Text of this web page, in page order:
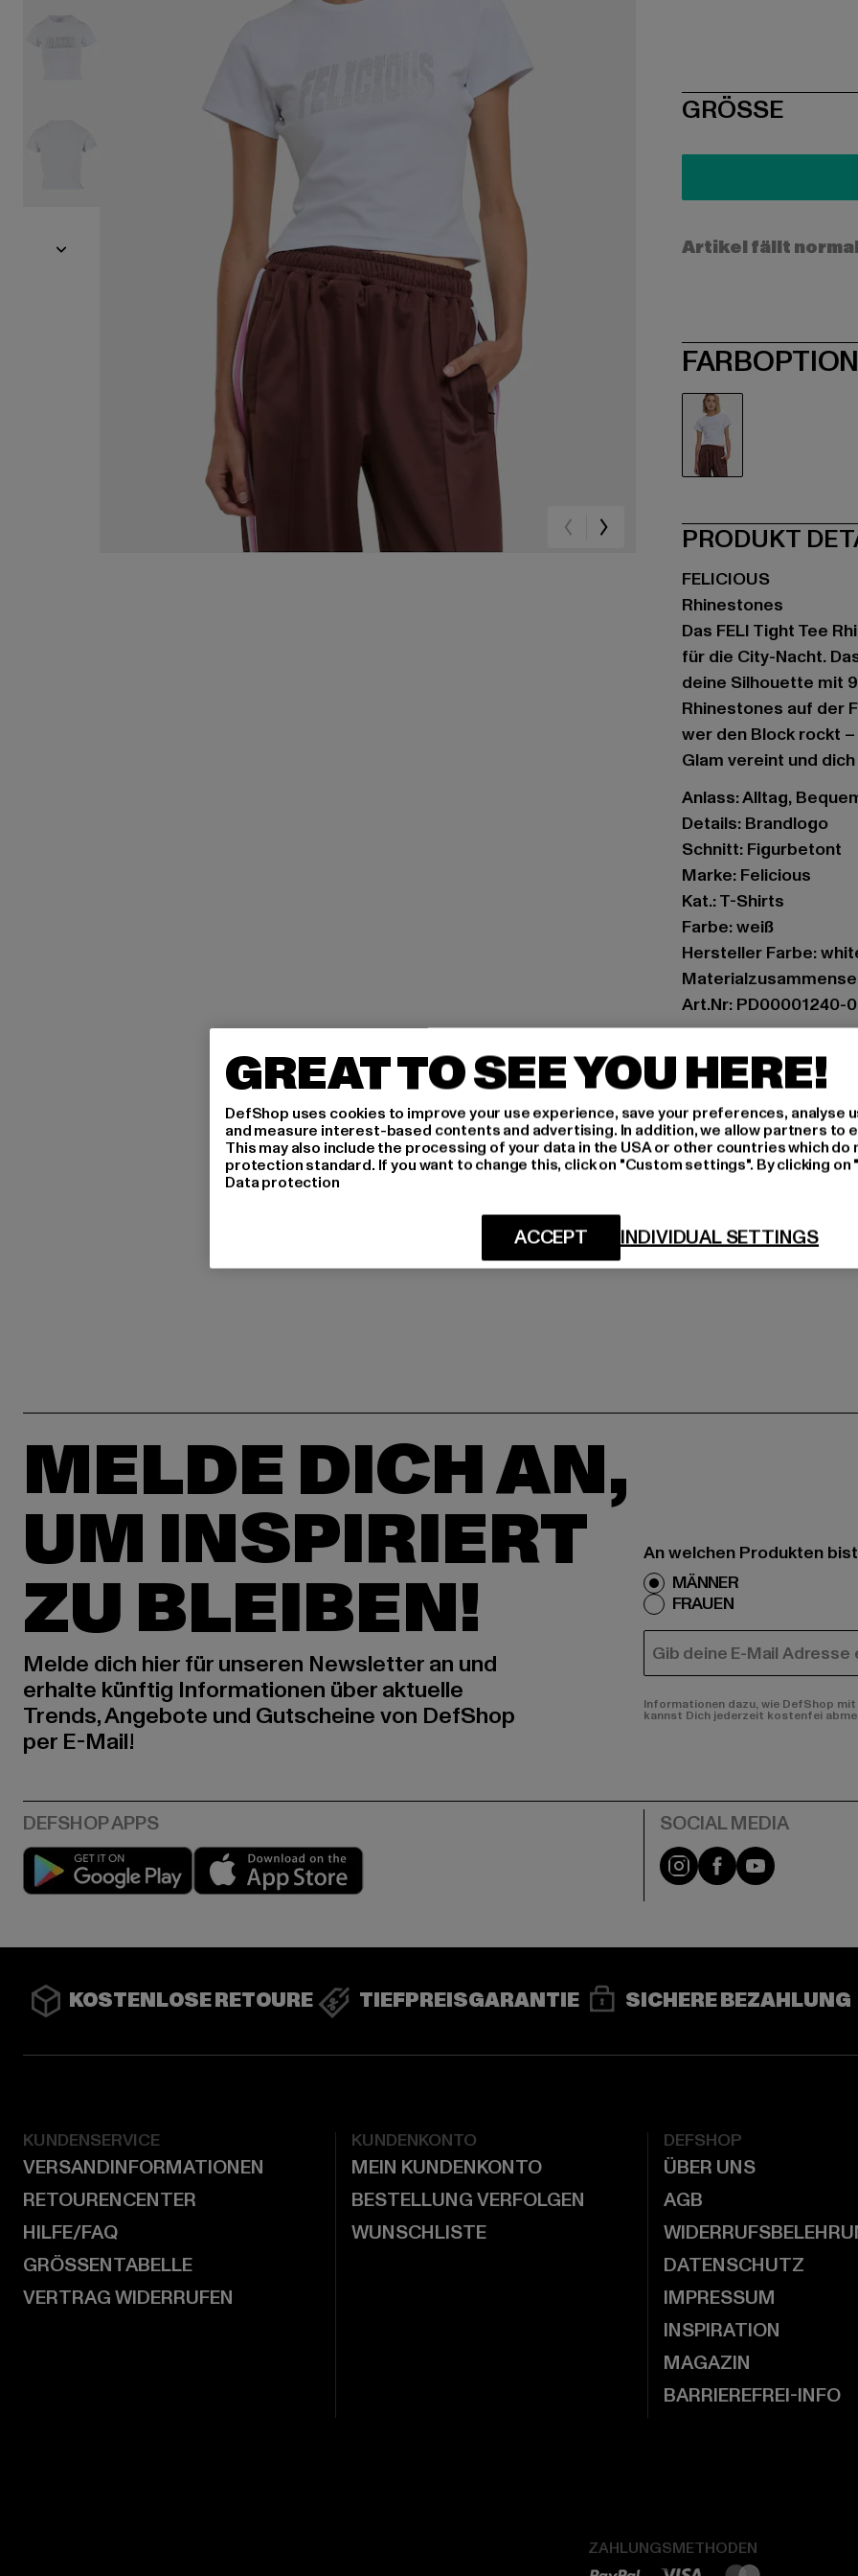
SIZE
GRÖSSE
Artikel fällt
PRODUKT
FELICIOUS
Rhinestones
Das FELI Tight Tee
für die City-Nacht.
deine Silhouette mit
Rhinestones auf der
wer den Block rockt
Glam vereint und
Anlass: Alltag,
Details: Brandlogo
Schnitt: Figurbetont
Marke: Felicious
Kat.: T-Shirts
Farbe: weiß
Hersteller Farbe:
Art.Nr: PD00001240-
Hersteller: Urban
Schanzenstraße 41 |
GRÖSSE
LIEFERUNG &
MELDE DICH AN,
UM INSPIRIERT
ZU BLEIBEN!
Melde dich hier für unseren Newsletter an und
erhalte künftig Informationen über aktuelle
Trends, Angebote und Gutscheine von DefShop
per E-Mail!
An welchen Produkten
MÄNNER
FRAUEN
E-MAIL
Informationen dazu, wie DefShop
kannst Dich jederzeit kostenfei
Play market Instagram
FacebookYouTube
KOSTENLOSE RETOURE TIEFPREISGARANTIE SICHERE BEZAHLUNG
KUNDENSERVICE
VERSANDINFORMATIONEN
RETOURENCENTER
HILFE/FAQ
GRÖSSENTABELLE
VERTRAG WIDERRUFEN
KUNDENKONTO
MEIN KUNDENKONTO
BESTELLUNG VERFOLGEN
WUNSCHLISTE
DEFSHOP
ÜBER UNS
AGB
DATENSCHUTZ
IMPRESSUM
INSPIRATION
MAGAZIN
BARRIEREFREI-INFO
ZAHLUNGSMETHODEN
GREAT TO SEE YOU HERE!
DefShop uses cookies to improve your use experience, save your preferences, analyse
and measure interest-based contents and advertising. In addition, we allow partners to
This may also include the processing of your data in the USA or other countries which do
protection standard. If you want to change this, click on "Custom settings". By clicking
Data protection
INDIVIDUAL SETTINGS
ACCEPT